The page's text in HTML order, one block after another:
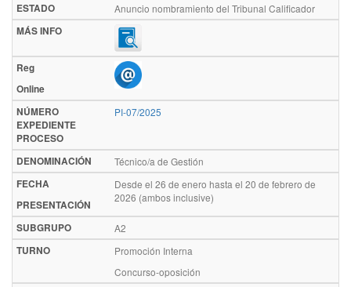
ESTADO
Anuncio nombramiento del Tribunal Calificador
MÁS INFO
Reg
Online
NÚMERO
EXPEDIENTE
PROCESO
PI-07/2025
DENOMINACIÓN
Técnico/a de Gestión
FECHA
PRESENTACIÓN
Desde el 26 de enero hasta el 20 de febrero de
2026 (ambos inclusive)
SUBGRUPO
A2
TURNO
Promoción Interna
Concurso-oposición